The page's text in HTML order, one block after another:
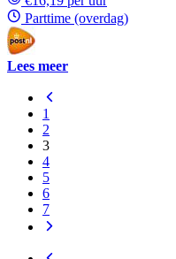
Parttime (overdag)
Lees meer
1
2
3
4
5
6
7